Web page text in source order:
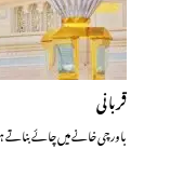
قربانی
باورچی خانے میں چائے